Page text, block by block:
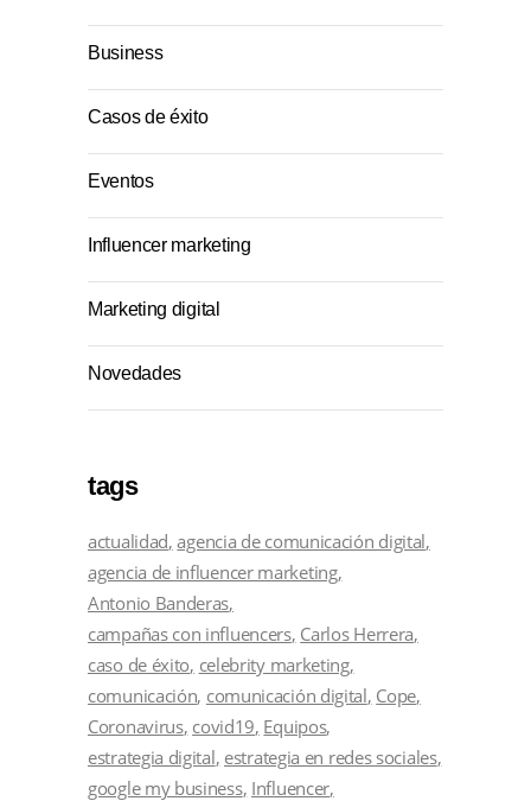
Business
Casos de éxito
Eventos
Influencer marketing
Marketing digital
Novedades
tags
actualidad agencia de comunicación digital
agencia de influencer marketing
Antonio Banderas
campañas con influencers Carlos Herrera
caso de éxito celebrity marketing
comunicación comunicación digital Cope
Coronavirus covid19 Equipos
estrategia digital estrategia en redes sociales
google my business Influencer